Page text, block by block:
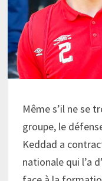
Même s’il ne se
groupe, le
Keddad a
nationale qui l’a